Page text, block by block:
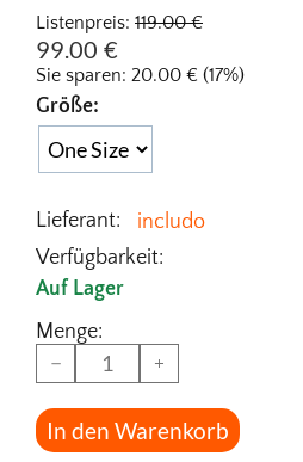
Listenpreis: 119.00 €
99.00 €
Sie sparen: 20.00 € (17%)
Größe:
Lieferant:
includo
Verfügbarkeit:
Auf Lager
Menge:
−
+
In den Warenkorb